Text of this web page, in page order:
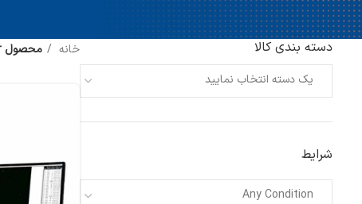
دسته بندی کالا
یک دسته انتخاب نمایید
شرایط
Any Condition
خانه محصول Manufacturer